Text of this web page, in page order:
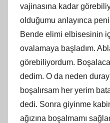
vajinasına kadar
olduğumu anlayınca
Bende elimi elbisesinin
ovalamaya başladım.
görebiliyordum.
dedim. O da neden
boşalırsam her yerim
dedi. Sonra giyinme
ağızına boşalmamı